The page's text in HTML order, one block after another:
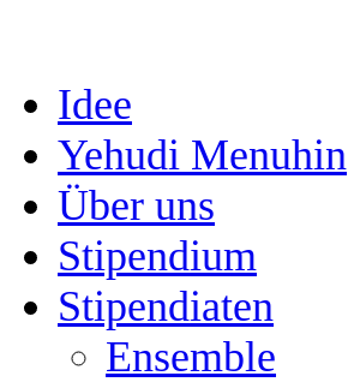
Idee
Yehudi Menuhin
Über uns
Stipendium
Stipendiaten
Ensemble